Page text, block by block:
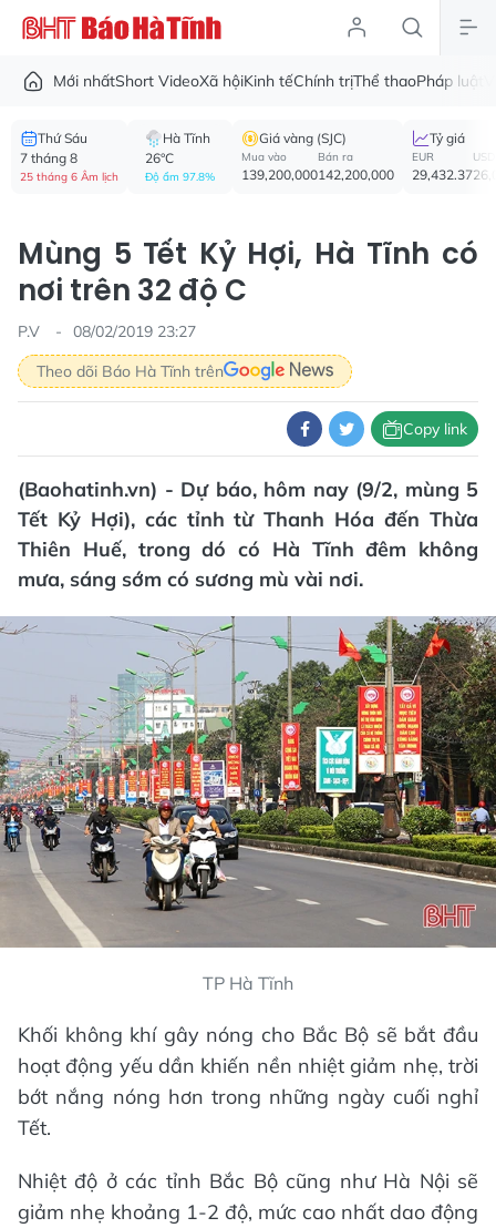
Mới nhấtShort VideoXã hộiKinh tếChính trịThể thaoPháp luật
Thứ Sáu
7 tháng 8
25 tháng 6 Âm lịch
Hà Tĩnh
26°C
Độ ẩm 97.8%
Giá vàng (SJC)
Mua vào
139,200,000
Bán ra
142,200,000
Tỷ giá
EUR
29,432.37
USD
Mùng 5 Tết Kỷ Hợi, Hà Tĩnh có
nơi trên 32 độ C
P.V
08/02/2019 23:27
Theo dõi Báo Hà Tĩnh trên
Copy link
(Baohatinh.vn) - Dự báo, hôm nay (9/2, mùng 5
Tết Kỷ Hợi), các tỉnh từ Thanh Hóa đến Thừa
Thiên Huế, trong dó có Hà Tĩnh đêm không
mưa, sáng sớm có sương mù vài nơi.
TP Hà Tĩnh
Khối không khí gây nóng cho Bắc Bộ sẽ bắt đầu
hoạt động yếu dần khiến nền nhiệt giảm nhẹ, trời
bớt nắng nóng hơn trong những ngày cuối nghỉ
Tết.
Nhiệt độ ở các tỉnh Bắc Bộ cũng như Hà Nội sẽ
giảm nhẹ khoảng 1-2 độ, mức cao nhất dao động